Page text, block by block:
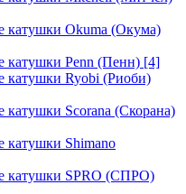
катушки Okuma (Окума)
катушки Penn (Пенн) [4]
катушки Ryobi (Риоби)
катушки Scorana (Скорана)
катушки Shimano
катушки SPRO (СПРО)